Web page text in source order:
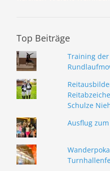
Top Beiträge
Training der
Schulze
Ausflug